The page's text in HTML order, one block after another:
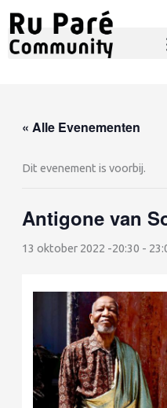
Ga
naar
de
« Alle Evenementen
Dit evenement is voorbij.
Antigone van
13 oktober 2022 -20:30 -